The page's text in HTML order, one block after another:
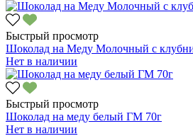
Быстрый просмотр
Шоколад на Меду Молочный с
Нет в наличии
Быстрый просмотр
Шоколад на меду белый ГМ 70г
Нет в наличии